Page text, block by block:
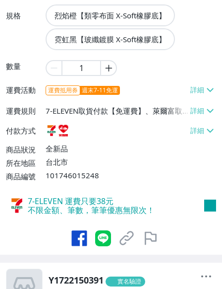
規格 烈焰橙【類零布面 X-Soft橡膠底】
霓虹黑【玻纖鍍膜 X-Soft橡膠底】
數量
運費活動 運費抵用券 週末7-11免運
運費規則
7-ELEVEN取貨付款【免運費】、萊爾富取
貨付款【免運費】
付款方式
商品狀況
全新品
所在地區
台北市
商品編號
101746015248
7-ELEVEN 運費只要38元
不限金額、筆數，筆筆優惠無限次！
Y1722150391 實名驗證